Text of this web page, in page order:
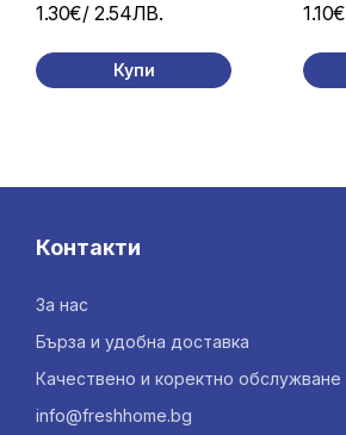
1.30€/ 2.54ЛВ.
Купи
1.10€
Контакти
За нас
Бърза и удобна доставка
Качествено и коректно обслужване
info@freshhome.bg